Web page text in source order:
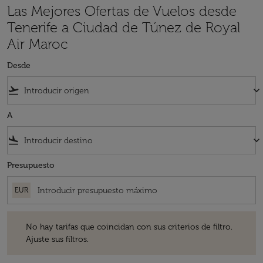
Las Mejores Ofertas de Vuelos desde
Tenerife a Ciudad de Túnez de Royal
Air Maroc
Desde
flight_takeoff keyboard_arrow_down
A
flight_land keyboard_arrow_down
Presupuesto
EUR
No hay tarifas que coincidan con sus criterios de filtro.
Ajuste sus filtros.